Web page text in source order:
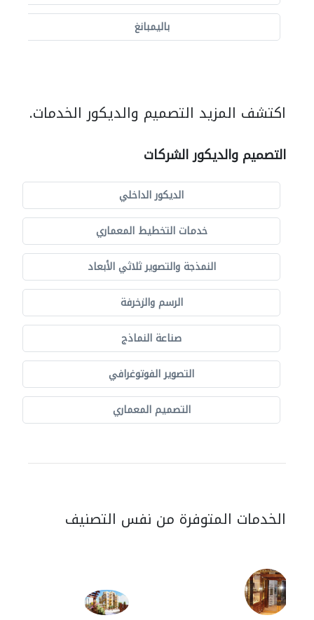
باليمبانغ
اكتشف المزيد التصميم والديكور الخدمات.
التصميم والديكور الشركات
الديكور الداخلي
خدمات التخطيط المعماري
النمذجة والتصوير ثلاثي الأبعاد
الرسم والزخرفة
صناعة النماذج
التصوير الفوتوغرافي
التصميم المعماري
الخدمات المتوفرة من نفس التصنيف